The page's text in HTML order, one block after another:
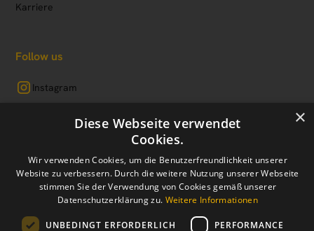
Karriere
Follow us
Instagram
Cookie-Einstellungen
×
Diese Webseite verwendet
Cookies.
Wir verwenden Cookies, um die Benutzerfreundlichkeit unserer
Website zu verbessern. Durch die weitere Nutzung unserer Webseite
stimmen Sie der Verwendung von Cookies gemäß unserer
Datenschutzerklärung zu. Weitere Informationen
UNBEDINGT ERFORDERLICH PERFORMANCE